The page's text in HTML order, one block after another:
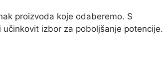
proizvoda koje odaberemo. S
izbor za poboljšanje potencije.